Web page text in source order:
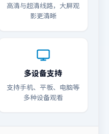
高清与超清线路，大屏观
影更清晰
多设备支持
支持手机、平板、电脑等
多种设备观看